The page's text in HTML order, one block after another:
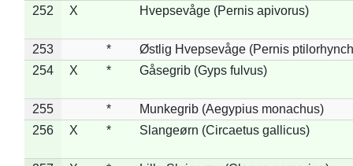
252
X Hvepsevåge (Pernis apivorus)
253 *
Østlig Hvepsevåge (Pernis
254
X * Gåsegrib (Gyps fulvus)
255 *
Munkegrib (Aegypius monachus)
256
X * Slangeørn (Circaetus gallicus)